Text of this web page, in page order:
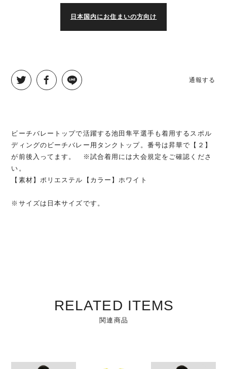
日本国内にお住まいの方向け
通報する
ビーチバレートップで活躍する池田隼平選手も着用するスポル
ディングのビーチバレー用タンクトップ。番号は昇華で【２】
が前後入ってます。 ※試合着用には大会規定をご確認くださ
い。
【素材】ポリエステル【カラー】ホワイト
※サイズは日本サイズです。
RELATED ITEMS
関連商品